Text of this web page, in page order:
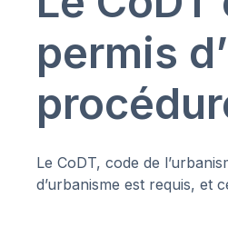
permis
Le CoDT, code de
d’urbanisme est requis, et